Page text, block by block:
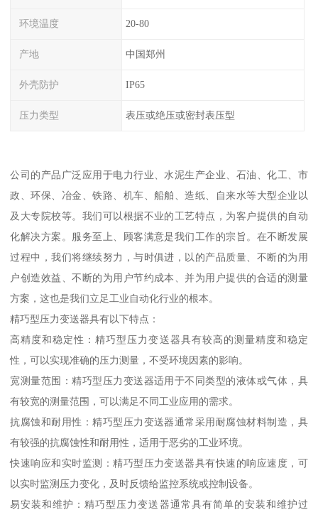
环境温度 20-80
产地 中国郑州
外壳防护 IP65
压力类型 表压或绝压或密封表压型
公司的产品广泛应用于电力行业、水泥生产企业、石油、化工、市
政、环保、冶金、铁路、机车、船舶、造纸、自来水等大型企业以
及大专院校等。我们可以根据不业的工艺特点，为客户提供的自动
化解决方案。服务至上、顾客满意是我们工作的宗旨。在不断发展
过程中，我们将继续努力，与时俱进，以的产品质量、不断的为用
户创造效益、不断的为用户节约成本、并为用户提供的合适的测量
方案，这也是我们立足工业自动化行业的根本。
精巧型压力变送器具有以下特点：
高精度和稳定性：精巧型压力变送器具有较高的测量精度和稳定
性，可以实现准确的压力测量，不受环境因素的影响。
宽测量范围：精巧型压力变送器适用于不同类型的液体或气体，具
有较宽的测量范围，可以满足不同工业应用的需求。
抗腐蚀和耐用性：精巧型压力变送器通常采用耐腐蚀材料制造，具
有较强的抗腐蚀性和耐用性，适用于恶劣的工业环境。
快速响应和实时监测：精巧型压力变送器具有快速的响应速度，可
以实时监测压力变化，及时反馈给监控系统或控制设备。
易安装和维护：精巧型压力变送器通常具有简单的安装和维护过